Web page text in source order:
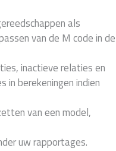
als
van de M code in de
inactieve relaties en
in berekeningen indien
van een model,
uw rapportages.